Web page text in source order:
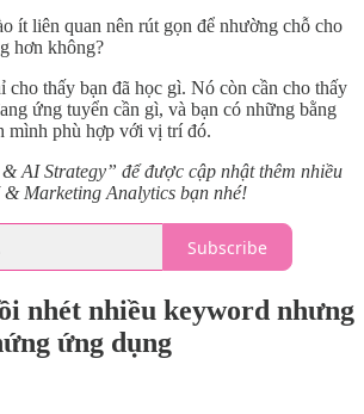
ít liên quan nên rút gọn để nhường chỗ cho
hơn không?
thấy bạn đã học gì. Nó còn cần cho thấy
ứng tuyển cần gì, và bạn có những bằng
mình phù hợp với vị trí đó.
AI Strategy” để được cập nhật thêm nhiều
Marketing Analytics bạn nhé!
Subscribe
nhét nhiều keyword nhưng
ứng dụng